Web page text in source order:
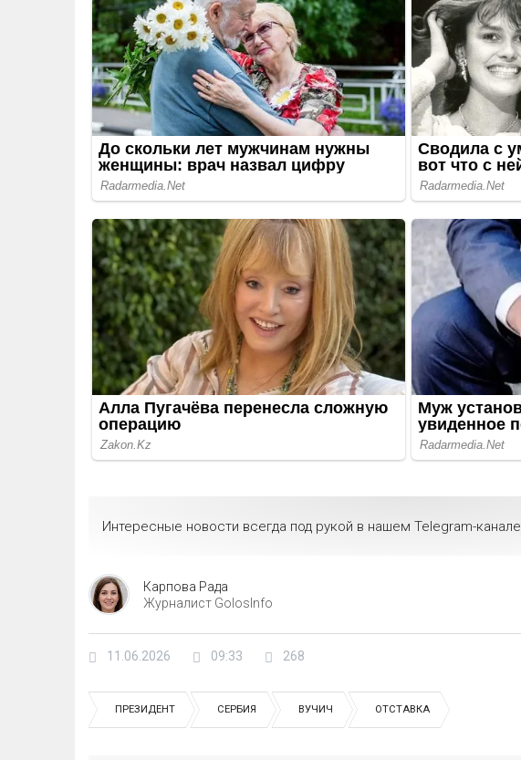
Интересные новости всегда под рукой в нашем Telegram-канале
Карпова Рада
Журналист GolosInfo
11.06.2026 09:33 268
ПРЕЗИДЕНТ СЕРБИЯ ВУЧИЧ ОТСТАВКА